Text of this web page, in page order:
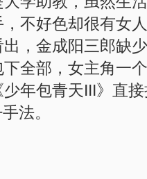
不好色却很有女
，金成阳三郎缺
全部，女主角一
年包青天III》直
法。